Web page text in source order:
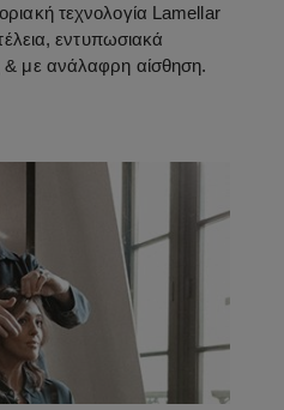
τεχνολογία Lamellar
εντυπωσιακά
με ανάλαφρη αίσθηση.